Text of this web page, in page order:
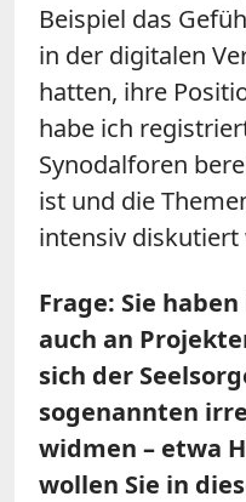
Beispiel das
in der digitalen
hatten, ihre
habe ich
Synodalforen
ist und die
intensiv diskutiert
Frage: Sie
auch an
sich der
sogenannten
widmen – etwa
wollen Sie in